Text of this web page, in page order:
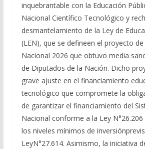
inquebrantable con la Educación
Nacional Científico Tecnológico y
desmantelamiento de la Ley de
(LEN), que se defineen el proyecto
Nacional 2026 que obtuvo media
de Diputados de la Nación. Dicho
grave ajuste en el financiamiento
tecnológico que compromete la
de garantizar el financiamiento del
Nacional conforme a la Ley
los niveles mínimos de
LeyN°27.614. Asimismo, la iniciativa